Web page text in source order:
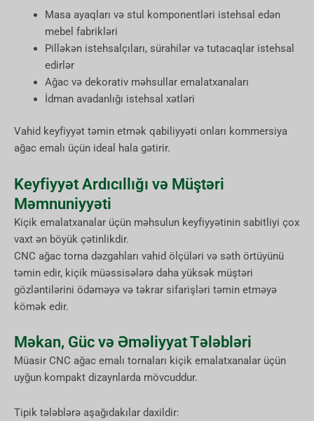
Masa ayaqları və stul komponentləri istehsal edən
mebel fabrikləri
Pilləkən istehsalçıları, sürahilər və tutacaqlar istehsal
edirlər
Ağac və dekorativ məhsullar emalatxanaları
İdman avadanlığı istehsal xətləri
Vahid keyfiyyət təmin etmək qabiliyyəti onları kommersiya
ağac emalı üçün ideal hala gətirir.
Keyfiyyət Ardıcıllığı və Müştəri
Məmnuniyyəti
Kiçik emalatxanalar üçün məhsulun keyfiyyətinin sabitliyi çox
vaxt ən böyük çətinlikdir.
CNC ağac torna dəzgahları vahid ölçüləri və səth örtüyünü
təmin edir, kiçik müəssisələrə daha yüksək müştəri
gözləntilərini ödəməyə və təkrar sifarişləri təmin etməyə
kömək edir.
Məkan, Güc və Əməliyyat Tələbləri
Müasir CNC ağac emalı tornaları kiçik emalatxanalar üçün
uyğun kompakt dizaynlarda mövcuddur.
Tipik tələblərə aşağıdakılar daxildir: